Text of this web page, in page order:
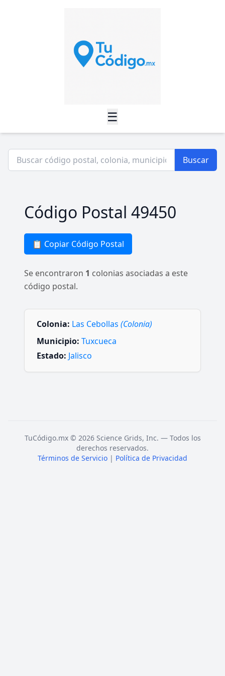
☰
Buscar
Código Postal 49450
📋 Copiar Código Postal
Se encontraron 1 colonias asociadas a este
código postal.
Colonia: Las Cebollas (Colonia)
Municipio: Tuxcueca
Estado: Jalisco
TuCódigo.mx © 2026 Science Grids, Inc. — Todos los
derechos reservados.
Términos de Servicio | Política de Privacidad